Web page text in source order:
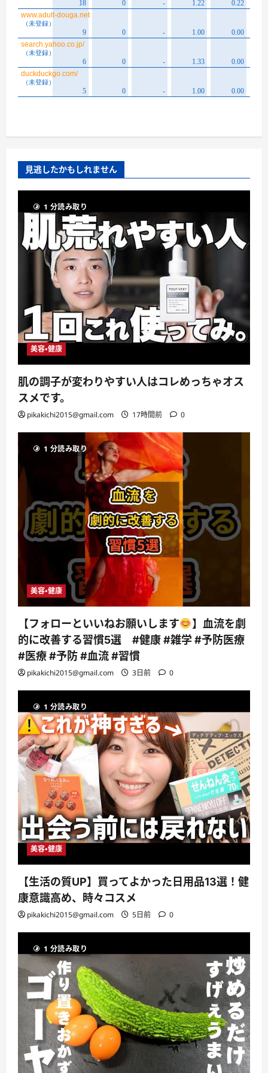
見逃したかもしれません
1 分読み取り
美容・健康
肌の調子が変わりやすい人はコレめっちゃオス
スメです。
pikakichi2015@gmail.com 17時間前 0
1 分読み取り
美容・健康
【フォローといいねお願いします
】血流を劇
的に改善する習慣5選 #健康 #雑学 #予防医療
#医療 #予防 #血流 #習慣
pikakichi2015@gmail.com 3日前 0
1 分読み取り
美容・健康
【生活の質UP】買ってよかった日用品13選！健
康意識高め、時々コスメ
pikakichi2015@gmail.com 5日前 0
1 分読み取り